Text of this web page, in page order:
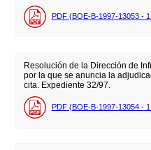
PDF (BOE-B-1997-13053 - 1
Resolución de la Dirección de
por la que se anuncia la
cita. Expediente 32/97.
PDF (BOE-B-1997-13054 - 1